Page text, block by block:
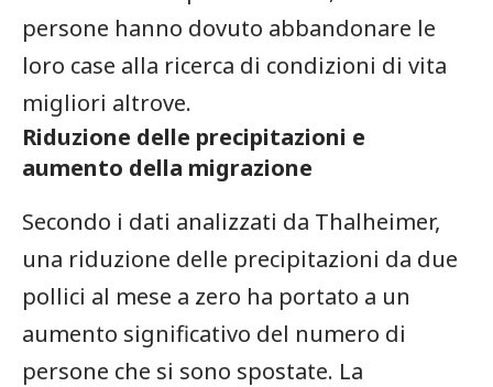
persone hanno dovuto abbandonare le
loro case alla ricerca di condizioni di vita
migliori altrove.
Riduzione delle precipitazioni e
aumento della ⁣migrazione
Secondo i dati analizzati da‌ Thalheimer,
una⁣ riduzione delle precipitazioni da due
pollici ⁣al mese a zero ha portato a un
aumento significativo del numero di
persone che si sono spostate. La